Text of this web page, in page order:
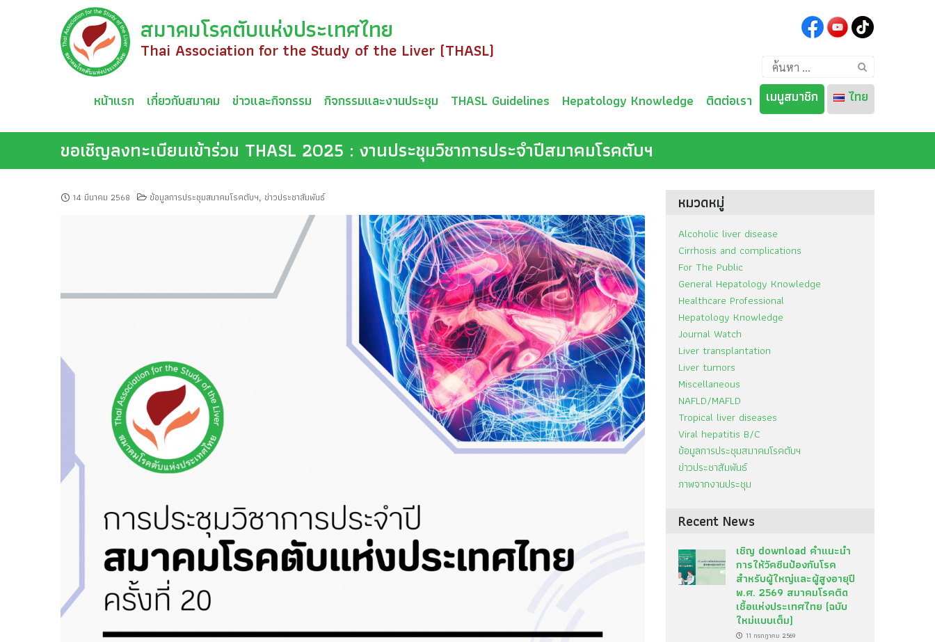
สมาคมโรคตับแห่งประเทศไทย
Thai Association for the Study of the Liver (THASL)
ค้นหา
สำหรับ:
หน้าแรก เกี่ยวกับสมาคม ข่าวและกิจกรรม กิจกรรมและงานประชุม THASL Guidelines Hepatology Knowledge ติดต่อเรา เมนูสมาชิก ไทย
ขอเชิญลงทะเบียนเข้าร่วม THASL 2025 : งานประชุมวิชาการประจำปีสมาคมโรคตับฯ
14 มีนาคม 2568 ข้อมูลการประชุมสมาคมโรคตับฯ, ข่าวประชาสัมพันธ์ หมวดหมู่
Alcoholic liver disease
Cirrhosis and complications
For The Public
General Hepatology Knowledge
Healthcare Professional
Hepatology Knowledge
Journal Watch
Liver transplantation
Liver tumors
Miscellaneous
NAFLD/MAFLD
Tropical liver diseases
Viral hepatitis B/C
ข้อมูลการประชุมสมาคมโรคตับฯ
ข่าวประชาสัมพันธ์
ภาพจากงานประชุม
Recent News
เชิญ download คำแนะนำ
การให้วัคซีนป้องกันโรค
สำหรับผู้ใหญ่และผู้สูงอายุปี
พ.ศ. 2569 สมาคมโรคติด
เชื้อแห่งประเทศไทย (ฉบับ
ใหม่แบบเต็ม)
11 กรกฎาคม 2569